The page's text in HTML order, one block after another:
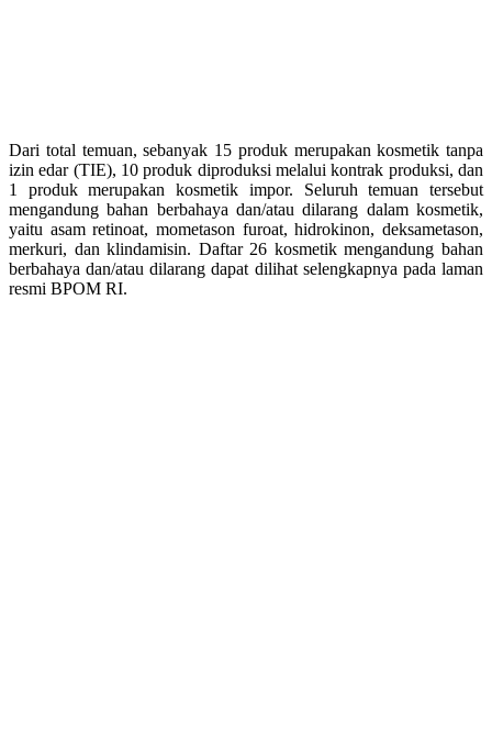
Dari total temuan, sebanyak 15 produk merupakan kosmetik tanpa
izin edar (TIE), 10 produk diproduksi melalui kontrak produksi, dan
1 produk merupakan kosmetik impor. Seluruh temuan tersebut
mengandung bahan berbahaya dan/atau dilarang dalam kosmetik,
yaitu asam retinoat, mometason furoat, hidrokinon, deksametason,
merkuri, dan klindamisin. Daftar 26 kosmetik mengandung bahan
berbahaya dan/atau dilarang dapat dilihat selengkapnya pada laman
resmi BPOM RI.